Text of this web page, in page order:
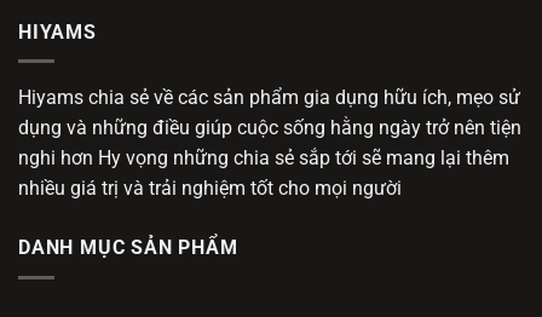
HIYAMS
Hiyams chia sẻ về các sản phẩm gia dụng hữu ích, mẹo sử
dụng và những điều giúp cuộc sống hằng ngày trở nên tiện
nghi hơn Hy vọng những chia sẻ sắp tới sẽ mang lại thêm
nhiều giá trị và trải nghiệm tốt cho mọi người
DANH MỤC SẢN PHẨM